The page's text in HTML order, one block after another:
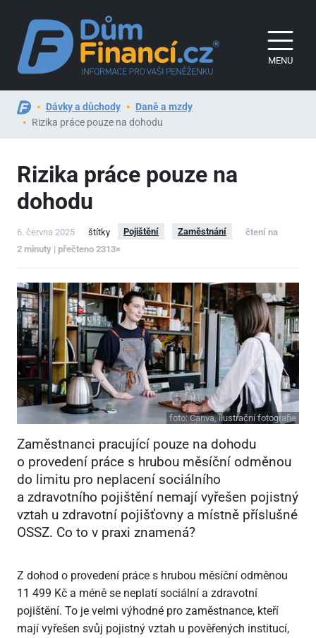
MENU
Dávky a důchody
Daně a mzdy
Rizika práce pouze na dohodu
Rizika práce pouze na
dohodu
6. června 2025 štítky Pojištění Zaměstnání
čtení na
2 minuty | přečteno 2313×
foto:Canva, ilustrační fotografie
Zaměstnanci pracující pouze na dohodu
o provedení práce s hrubou měsíční odměnou
do limitu pro neplacení sociálního
a zdravotního pojištění nemají vyřešen pojistný
vztah u zdravotní pojišťovny a místně příslušné
OSSZ. Co to v praxi znamená?
Z dohod o provedení práce s hrubou měsíční odměnou
11 499 Kč a méně se neplatí sociální a zdravotní
pojištění. To je velmi výhodné pro zaměstnance, kteří
mají vyřešen svůj pojistný vztah u pověřených institucí,